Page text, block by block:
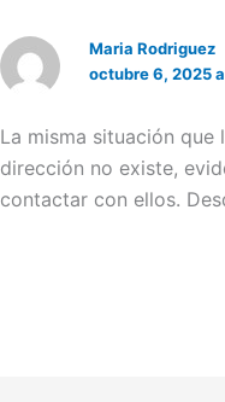
Maria Rodriguez
octubre 6, 2025
La misma situación que
dirección no existe,
contactar con ellos.